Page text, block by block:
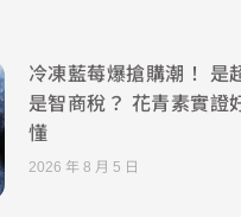
冷凍藍莓爆搶購潮！ 是
是智商稅？ 花青素實證
懂
2026 年 8 月 5 日